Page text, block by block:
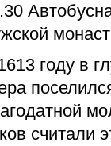
году в
считали